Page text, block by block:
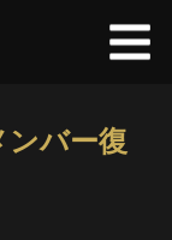
ンバー復